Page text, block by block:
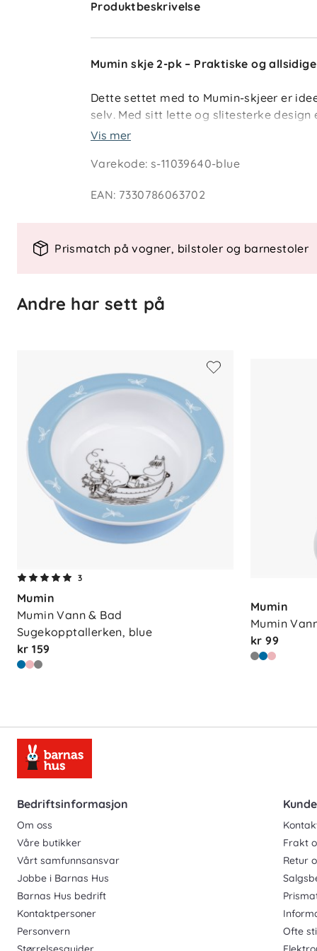
Produktbeskrivelse
Mumin skje 2-pk – Praktiske og allsidige
Dette settet med to Mumin-skjeer er
selv. Med sitt lette og slitesterke
passer for alle aldre. Skjeene er laget
Nøkkelfunksjoner
Trygge materialer
Enkel rengjøring: Tåler
Spesifikasjoner
: Kan vaskes i
mikrobølgeovn.
Anbefalt alder: Fra 6 måneder.
Disse skjeene kombinerer
blir de raskt en favoritt ved alle
Vis mer
Varekode:s-11039640-blue
EAN: 7330786063702
Prismatch på vogner, bilstoler og barnestoler
Andre har sett på
3
Mumin
Mumin Vann & Bad
Sugekopptallerken, blue
kr 159
Mumin
Mumin
kr 99
Bedriftsinformasjon
Om oss
Våre butikker
Vårt samfunnsansvar
Jobbe i Barnas Hus
Barnas Hus bedrift
Kontaktpersoner
Personvern
Frakt
Retur
Ofte